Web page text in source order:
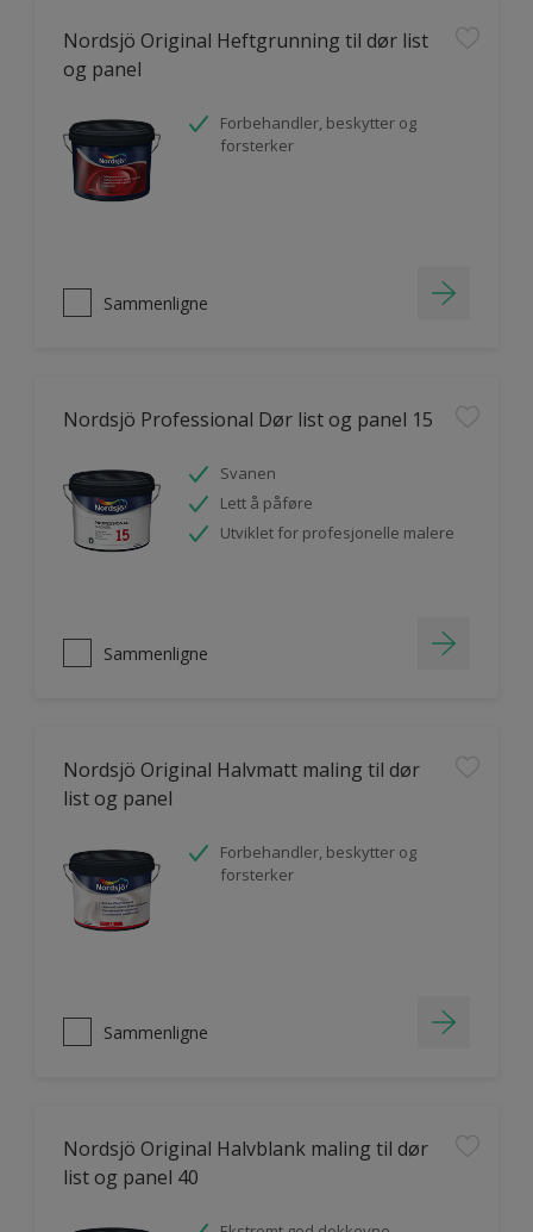
Nordsjö Original Heftgrunning til dør list
og panel
Forbehandler, beskytter og
forsterker
Sammenligne
Nordsjö Professional Dør list og panel 15
Svanen
Lett å påføre
Utviklet for profesjonelle malere
Sammenligne
Nordsjö Original Halvmatt maling til dør
list og panel
Forbehandler, beskytter og
forsterker
Sammenligne
Nordsjö Original Halvblank maling til dør
list og panel 40